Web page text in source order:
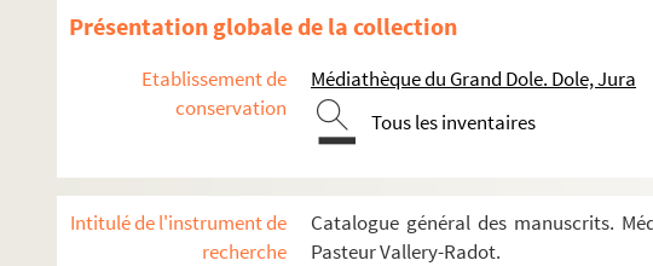
Présentation globale de la collection
Etablissement de
conservation
Médiathèque du Grand Dole. Dole, Jura
Tous les inventaires
Intitulé de l'instrument de
recherche
Catalogue général des manuscrits.
Pasteur Vallery-Radot.
1AP/1/2/102. Dans l'analyse du verre on emploie de la potasse pour
1AP/1/2/104. C'est la ligue de ceux qui veulent consommer sans
1AP/1/2/105. Présidence arrivée à 1h ¼ au lieu de 1h afin de ne pas
1AP/1/2/108. J'ai écrit à : ...Prince d'Oldenbourg, Gamaleia...